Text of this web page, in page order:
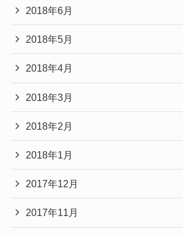
2018年6月
2018年5月
2018年4月
2018年3月
2018年2月
2018年1月
2017年12月
2017年11月